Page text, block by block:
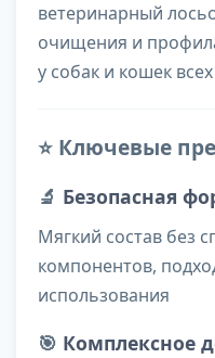
ветеринарный
очищения и
у собак и кошек
⭐ Ключевые
🔬 Безопасная
Мягкий состав без
компонентов,
использования
🎯 Комплексное